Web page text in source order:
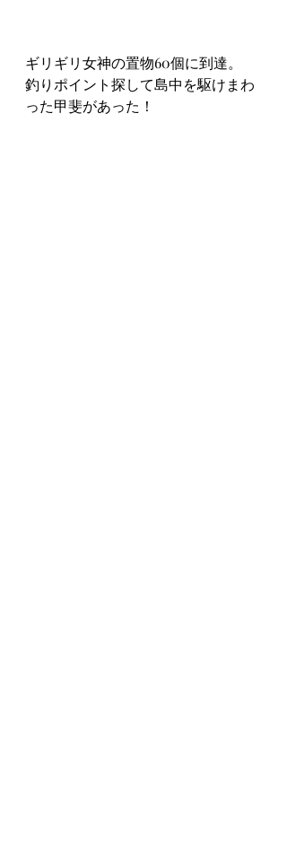
ギリギリ女神の置物60個に到達。
釣りポイント探して島中を駆けまわ
った甲斐があった！